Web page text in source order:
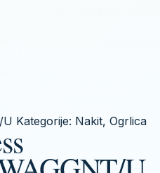
U Kategorije: Nakit, Ogrlica